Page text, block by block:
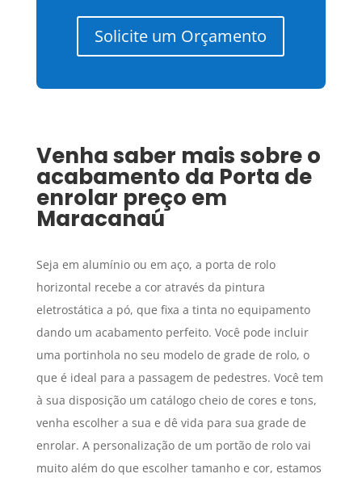
Solicite um Orçamento
Venha saber mais sobre o
acabamento da Porta de
enrolar preço em
Maracanaú
Seja em alumínio ou em aço, a porta de rolo
horizontal recebe a cor através da pintura
eletrostática a pó, que fixa a tinta no equipamento
dando um acabamento perfeito. Você pode incluir
uma portinhola no seu modelo de grade de rolo, o
que é ideal para a passagem de pedestres. Você tem
à sua disposição um catálogo cheio de cores e tons,
venha escolher a sua e dê vida para sua grade de
enrolar. A personalização de um portão de rolo vai
muito além do que escolher tamanho e cor, estamos